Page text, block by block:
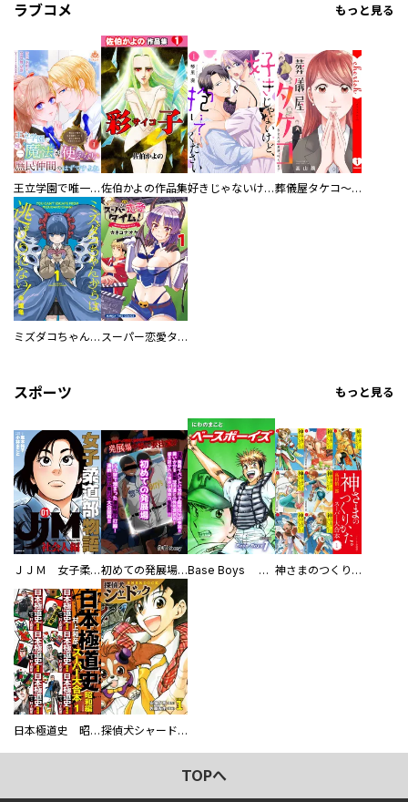
ラブコメ もっと見る
王立学園で唯一魔法が使えない庶民仲間のはずですよね～実は王子様で私を溺愛しているなんて告白はやめてください～佐伯かよの作品集 好きじゃないけど、抱いてください【電子単行本版／特典おまけ付き】 葬儀屋タケコ～あなたの最期、叶えます【電子単行本版】
ミズダコちゃんからは逃げられない！ スーパー恋愛タイム！～現場でドＳな彼女は自宅でデレる～
スポーツ もっと見る
ＪＪＭ 女子柔道部物語 社会人編 初めての発展場 【白抜き修正版】 Base Boys 新装版 神さまのつくりかた。スーパー大合本
日本極道史 昭和編 スーパー大合本 探偵犬シャードック（新装版）
TOPへ